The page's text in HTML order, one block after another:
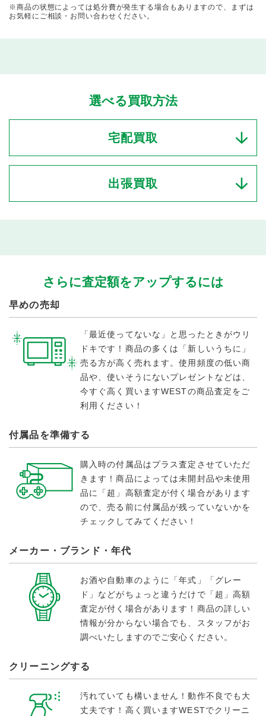
※商品の状態によっては処分費が発生する場合もありますので、まずは
お気軽にご相談・お問い合わせください。
選べる買取方法
宅配買取
出張買取
さらに査定額をアップするには
早めの売却
「最近使ってないな」と思ったときがウリ
ドキです！商品の多くは「新しいうちに」
売る方が高く売れます。使用頻度の低い商
品や、使いそうにないプレゼントなどは、
今すぐ高く買いますWESTの商品査定をご
利用ください！
付属品を準備する
購入時の付属品はプラス査定させていただ
きます！商品によっては未開封品や未使用
品に「超」高額査定が付く場合があります
ので、売る前に付属品が残っていないかを
チェックしてみてください！
メーカー・ブランド・年代
お酒や自動車のように「年式」「グレー
ド」などがちょっと違うだけで「超」高額
査定が付く場合があります！商品の詳しい
情報が分からない場合でも、スタッフがお
調べいたしますのでご安心ください。
クリーニングする
汚れていても構いません！動作不良でも大
丈夫です！高く買いますWESTでクリーニ